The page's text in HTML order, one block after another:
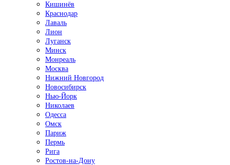
Кишинёв
Краснодар
Лаваль
Лион
Луганск
Минск
Монреаль
Москва
Нижний Новгород
Новосибирск
Нью-Йорк
Николаев
Одесса
Омск
Париж
Пермь
Рига
Ростов-на-Дону